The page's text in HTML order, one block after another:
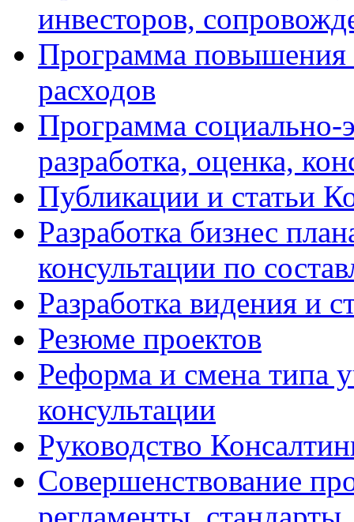
инвесторов,
Программа
расходов
Программа социально-
разработка, оценка,
Публикации и статьи
Разработка бизнес
консультации по
Разработка видения и
Резюме проектов
Реформа и смена типа
консультации
Руководство
Совершенствование